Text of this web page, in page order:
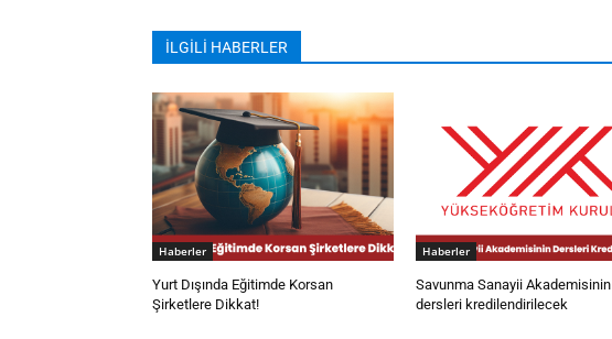
İLGİLİ HABERLER
Haberler
Yurt Dışında Eğitimde Korsan
Şirketlere Dikkat!
Haberler
Savunma Sanayii Akademisinin
dersleri kredilendirilecek